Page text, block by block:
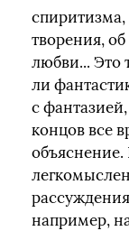
творения,
любви... Это
ли
с
концов все
объяснение.
например,